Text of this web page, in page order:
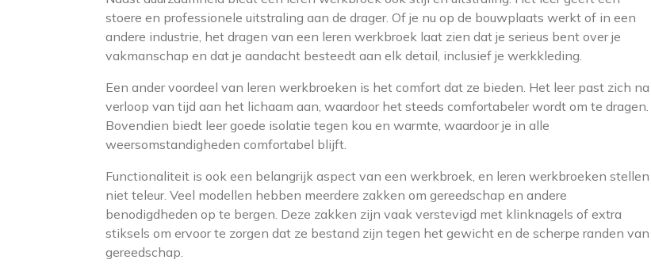
stoere en professionele uitstraling aan de drager. Of je nu op de bouwplaats werkt of in een
andere industrie, het dragen van een leren werkbroek laat zien dat je serieus bent over je
vakmanschap en dat je aandacht besteedt aan elk detail, inclusief je werkkleding.
Een ander voordeel van leren werkbroeken is het comfort dat ze bieden. Het leer past zich na
verloop van tijd aan het lichaam aan, waardoor het steeds comfortabeler wordt om te dragen.
Bovendien biedt leer goede isolatie tegen kou en warmte, waardoor je in alle
weersomstandigheden comfortabel blijft.
Functionaliteit is ook een belangrijk aspect van een werkbroek, en leren werkbroeken stellen
niet teleur. Veel modellen hebben meerdere zakken om gereedschap en andere
benodigdheden op te bergen. Deze zakken zijn vaak verstevigd met klinknagels of extra
stiksels om ervoor te zorgen dat ze bestand zijn tegen het gewicht en de scherpe randen van
gereedschap.